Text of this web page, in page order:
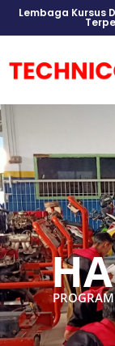
Lembaga Kursus